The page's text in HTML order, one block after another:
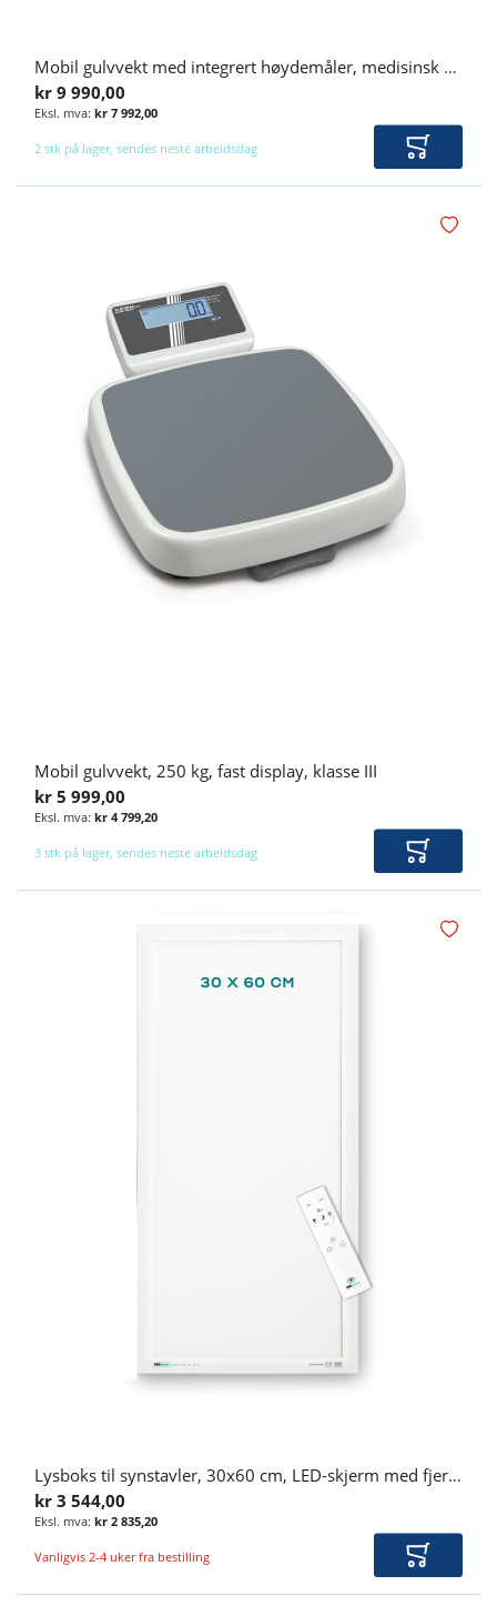
Mobil gulvvekt med integrert høydemåler, medisinsk godkjent klasse III
kr 9 990,00
kr 7 992,00
2 stk på lager, sendes neste arbeidsdag Legg i
Mobil gulvvekt, 250 kg, fast display, klasse III
kr 5 999,00
kr 4 799,20
3 stk på lager, sendes neste arbeidsdag Legg i
Legg i
Lysboks til synstavler, 30x60 cm, LED-skjerm med fjernkontroll.
kr 3 544,00
kr 2 835,20
Vanligvis 2-4 uker fra bestilling Legg i
Legg i